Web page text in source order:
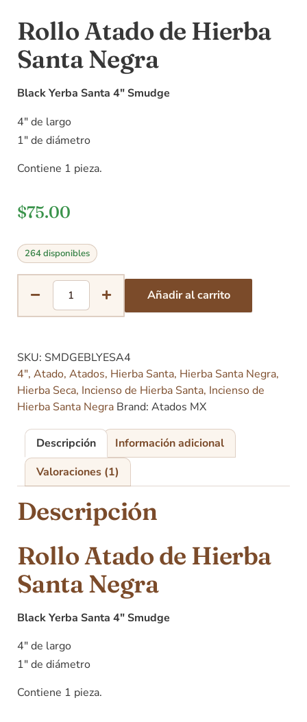
5 basado
en
puntuación
de cliente
Rollo Atado de Hierba
Santa Negra
Black Yerba Santa 4″ Smudge
4″ de largo
1″ de diámetro
Contiene 1 pieza.
$75.00
264 disponibles
Añadir al carrito
SKU: SMDGEBLYESA4
4", Atado, Atados, Hierba Santa, Hierba Santa Negra,
Hierba Seca, Incienso de Hierba Santa, Incienso de
Hierba Santa Negra Brand: Atados MX
Descripción
Información adicional
Valoraciones (1)
Descripción
Rollo Atado de Hierba
Santa Negra
Black Yerba Santa 4″ Smudge
4″ de largo
1″ de diámetro
Contiene 1 pieza.